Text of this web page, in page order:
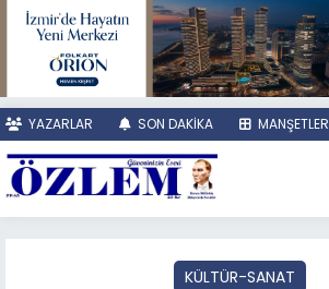
YAZARLAR SON DAKİKA MANŞETLER
KÜLTÜR-SANAT